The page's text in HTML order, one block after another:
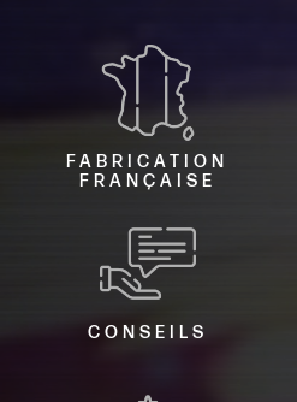
FABRICATION
FRANÇAISE
CONSEILS